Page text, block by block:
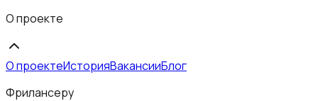
О проекте
О проектеИсторияВакансииБлог
Фрилансеру